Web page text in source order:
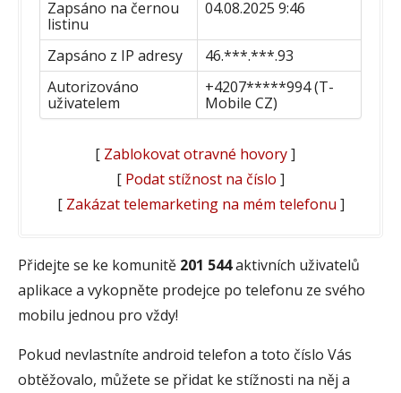
Zapsáno na černou
listinu
04.08.2025 9:46
Zapsáno z IP adresy
46.***.***.93
Autorizováno
uživatelem
+4207*****994 (T-
Mobile CZ)
[ Zablokovat otravné hovory]
[ Podat stížnost na číslo ]
[ Zakázat telemarketing na mém telefonu ]
Přidejte se ke komunitě 201 544aktivních uživatelů
aplikace a vykopněte prodejce po telefonu ze svého
mobilu jednou pro vždy!
Pokud nevlastníte android telefon a toto číslo Vás
obtěžovalo, můžete se přidat ke stížnosti na něj a